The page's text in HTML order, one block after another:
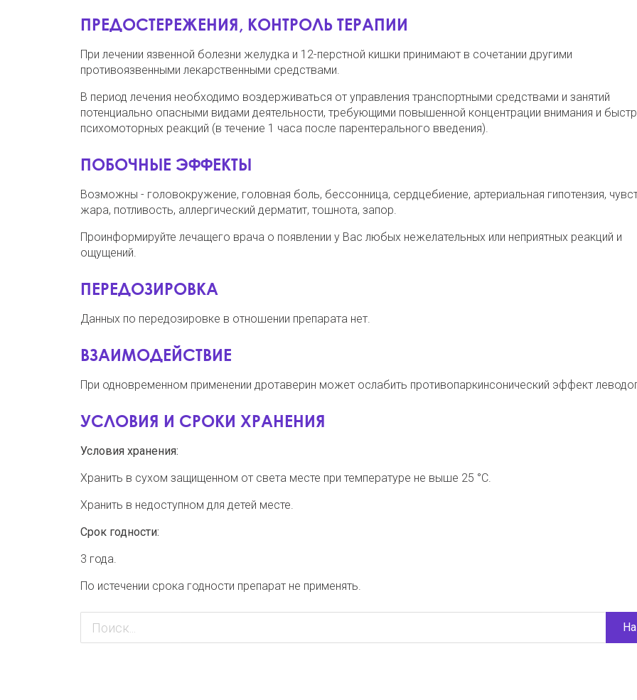
ПРЕДОСТЕРЕЖЕНИЯ, КОНТРОЛЬ ТЕРАПИИ
При лечении язвенной болезни желудка и 12-перстной кишки принимают в сочетании другими
противоязвенными лекарственными средствами.
В период лечения необходимо воздерживаться от управления транспортными средствами и занятий
потенциально опасными видами деятельности, требующими повышенной концентрации внимания и
психомоторных реакций (в течение 1 часа после парентерального введения).
ПОБОЧНЫЕ ЭФФЕКТЫ
Возможны - головокружение, головная боль, бессонница, сердцебиение, артериальная гипотензия,
жара, потливость, аллергический дерматит, тошнота, запор.
Проинформируйте лечащего врача о появлении у Вас любых нежелательных или неприятных реакций и
ощущений.
ПЕРЕДОЗИРОВКА
Данных по передозировке в отношении препарата нет.
ВЗАИМОДЕЙСТВИЕ
При одновременном применении дротаверин может ослабить противопаркинсонический эф­фект
УСЛОВИЯ И СРОКИ ХРАНЕНИЯ
Условия хранения:
Хранить в сухом защищенном от света месте при температуре не выше 25 °С.
Хранить в недоступном для детей месте.
Срок годности:
3 года.
По истечении срока годности препарат не применять.